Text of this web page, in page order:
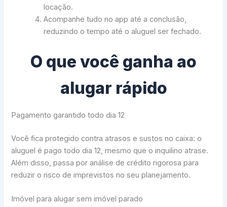
locação.
Acompanhe tudo no app até a conclusão,
reduzindo o tempo até o aluguel ser fechado.
O que você ganha ao
alugar rápido
Pagamento garantido todo dia 12
Você fica protegido contra atrasos e sustos no caixa: o
aluguel é pago todo dia 12, mesmo que o inquilino atrase.
Além disso, passa por análise de crédito rigorosa para
reduzir o risco de imprevistos no seu planejamento.
Imóvel para alugar sem imóvel parado